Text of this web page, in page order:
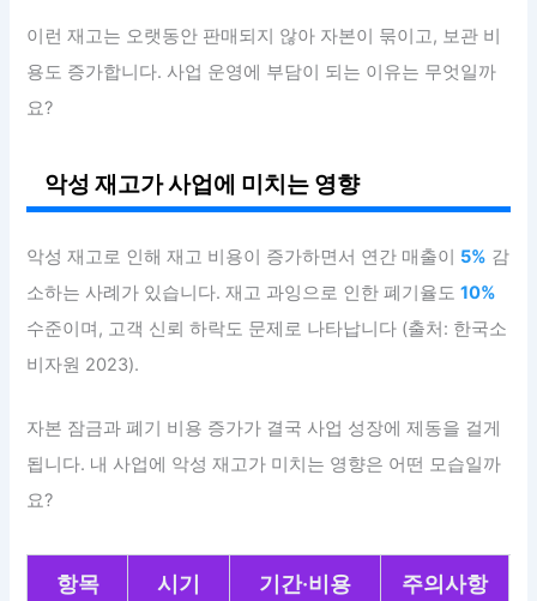
이런 재고는 오랫동안 판매되지 않아 자본이 묶이고, 보관 비
용도 증가합니다. 사업 운영에 부담이 되는 이유는 무엇일까
요?
악성 재고가 사업에 미치는 영향
악성 재고로 인해 재고 비용이 증가하면서 연간 매출이 5% 감
소하는 사례가 있습니다. 재고 과잉으로 인한 폐기율도10%
수준이며, 고객 신뢰 하락도 문제로 나타납니다 (출처: 한국소
비자원 2023).
자본 잠금과 폐기 비용 증가가 결국 사업 성장에 제동을 걸게
됩니다. 내 사업에 악성 재고가 미치는 영향은 어떤 모습일까
요?
항목 시기 기간·비용 주의사항